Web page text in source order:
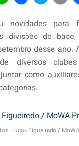
WhatsApp
novidades para
divisões de
desse ano.
diversos
como
Lucas Figueiredo /